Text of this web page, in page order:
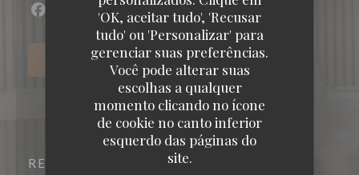
'OK, aceitar tudo', 'Recusar
tudo' ou 'Personalizar' para
gerenciar suas preferências.
Você pode alterar suas
escolhas a qualquer
momento clicando no ícone
de cookie no canto inferior
esquerdo das páginas do
site.
Facebook ((abre numa nova janela))
Instagram ((abre numa nova janela))
NEWSLETTER
RESERVA